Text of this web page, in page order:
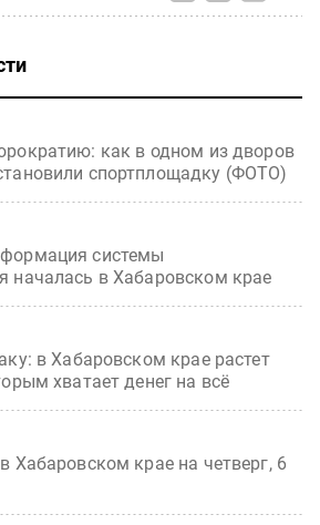
как в одном из дворов
спортплощадку (ФОТО)
системы
началась в Хабаровском крае
в Хабаровском крае растет
хватает денег на всё
Хабаровском крае на четверг, 6